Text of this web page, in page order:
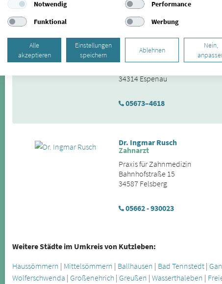
Dr. med. dent. Jürgen Volmar,
Paradontalchirurgie,
Dr. Volmar | Praxis für
34314 Espenau
05673–4618
Dr. Ingmar Rusch
Zahnarzt
Praxis für Zahnmedizin
Bahnhofstraße 15
34587 Felsberg
05662 - 930023
Weitere Städte im Umkreis von Kutzleben:
Haussömmern | Mittelsömmern | Ballhausen | Bad Tennstedt |
Wolferschwenda | Großenehrich | Greußen |Wasserthaleben |
Notwendig
Performance
Funktional
Werbung
Alle
akzeptieren
Einstellungen
speichern
Ablehnen
Nein,